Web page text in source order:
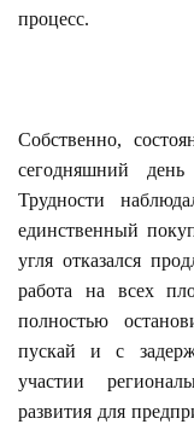
процесс.
Собственно,
сегодняшний
Трудности
единственный
угля отказался
работа на всех
полностью
пускай и с
участии
развития для